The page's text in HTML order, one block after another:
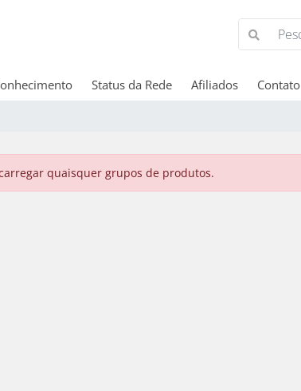
Status da Rede Afiliados Contato
quaisquer grupos de produtos.